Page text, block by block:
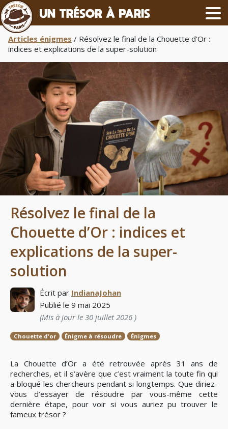
Articles énigmes / Résolvez le final de la Chouette d’Or :
indices et explications de la super-solution
Résolvez le final de la
Chouette d’Or : indices et
explications de la super-
solution
Écrit par IndianaJohan
Publié le 9 mai 2025
(Mis à jour le 30 juillet 2026 )
Chouette d'or Énigme à résoudre Énigmes
La Chouette d’Or a été retrouvée après 31 ans de
recherches, et il s’avère que c’est vraiment la toute fin qui
a bloqué les chercheurs pendant si longtemps. Que diriez-
vous d’essayer de résoudre par vous-même cette
dernière étape, pour voir si vous auriez pu trouver le
fameux trésor ?